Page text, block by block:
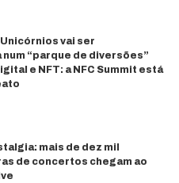
vai ser
“parque de diversões”
e NFT: a NFC Summit está
mais de dez mil
de concertos chegam ao